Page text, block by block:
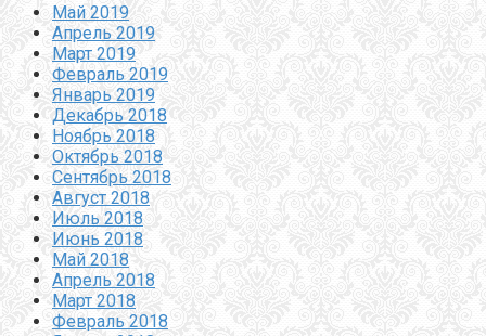
Май 2019
Апрель 2019
Март 2019
Февраль 2019
Январь 2019
Декабрь 2018
Ноябрь 2018
Октябрь 2018
Сентябрь 2018
Август 2018
Июль 2018
Июнь 2018
Май 2018
Апрель 2018
Март 2018
Февраль 2018